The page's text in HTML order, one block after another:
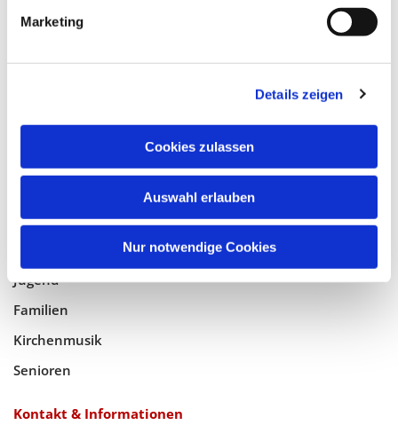
Marketing
Details zeigen
Cookies zulassen
Auswahl erlauben
Nur notwendige Cookies
Tempelhof-Buckow
Geistlicher Raum
Taufe, Kommunion & Trauung
Jugend
Familien
Kirchenmusik
Senioren
Kontakt & Informationen